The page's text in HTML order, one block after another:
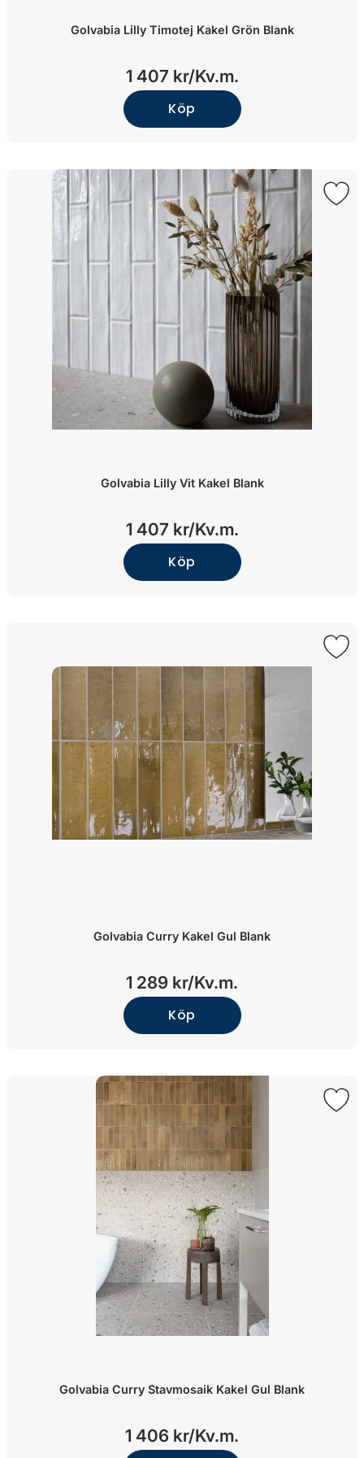
Golvabia Lilly Timotej Kakel Grön Blank
1 407 kr/Kv.m.
Köp
Golvabia Lilly Vit Kakel Blank
1 407 kr/Kv.m.
Köp
Golvabia Curry Kakel Gul Blank
1 289 kr/Kv.m.
Köp
Golvabia Curry Stavmosaik Kakel Gul Blank
1 406 kr/Kv.m.